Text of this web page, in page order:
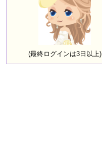
(最終ログインは3日以上)